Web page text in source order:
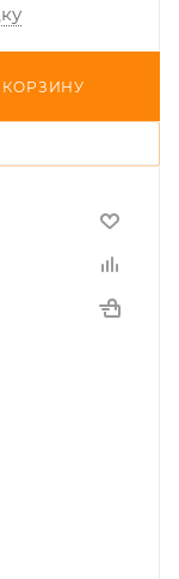
КОРЗИНУ